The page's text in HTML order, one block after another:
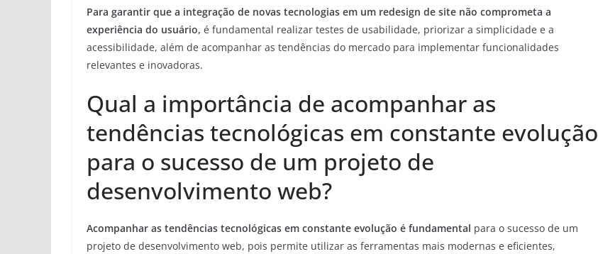
Para garantir que a integração de novas tecnologias em um redesign de site não comprometa a
experiência do usuário, é fundamental realizar testes de usabilidade, priorizar a simplicidade e a
acessibilidade, além de acompanhar as tendências do mercado para implementar funcionalidades
relevantes e inovadoras.
Qual a importância de acompanhar as
tendências tecnológicas em constante evolução
para o sucesso de um projeto de
desenvolvimento web?
Acompanhar as tendências tecnológicas em constante evolução é fundamental para o sucesso de um
projeto de desenvolvimento web, pois permite utilizar as ferramentas mais modernas e eficientes,